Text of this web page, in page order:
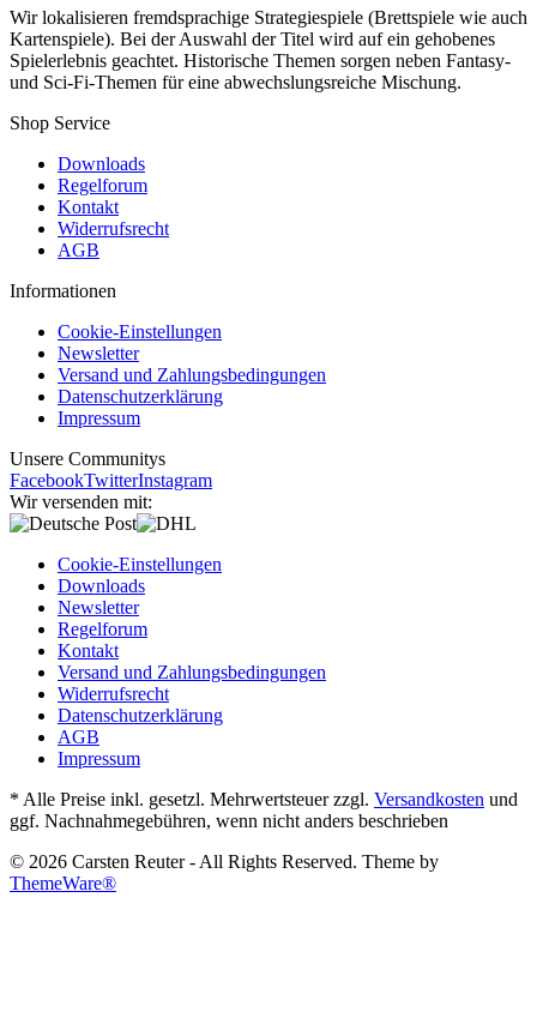
Wir lokalisieren fremdsprachige Strategiespiele (Brettspiele wie auch
Kartenspiele). Bei der Auswahl der Titel wird auf ein gehobenes
Spielerlebnis geachtet. Historische Themen sorgen neben Fantasy-
und Sci-Fi-Themen für eine abwechslungsreiche Mischung.
Shop Service
Downloads
Regelforum
Kontakt
Widerrufsrecht
AGB
Informationen
Cookie-Einstellungen
Newsletter
Versand und Zahlungsbedingungen
Datenschutzerklärung
Impressum
Unsere Communitys
FacebookTwitterInstagram
Wir versenden mit:
Cookie-Einstellungen
Downloads
Newsletter
Regelforum
Kontakt
Versand und Zahlungsbedingungen
Widerrufsrecht
Datenschutzerklärung
AGB
Impressum
* Alle Preise inkl. gesetzl. Mehrwertsteuer zzgl. Versandkosten und
ggf. Nachnahmegebühren, wenn nicht anders beschrieben
© 2026 Carsten Reuter - All Rights Reserved. Theme by
ThemeWare®